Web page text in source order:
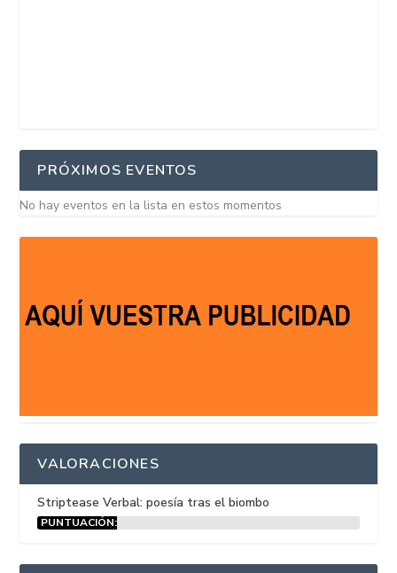
PRÓXIMOS EVENTOS
No hay eventos en la lista en estos momentos
VALORACIONES
Striptease Verbal: poesía tras el biombo
PUNTUACIÓN: